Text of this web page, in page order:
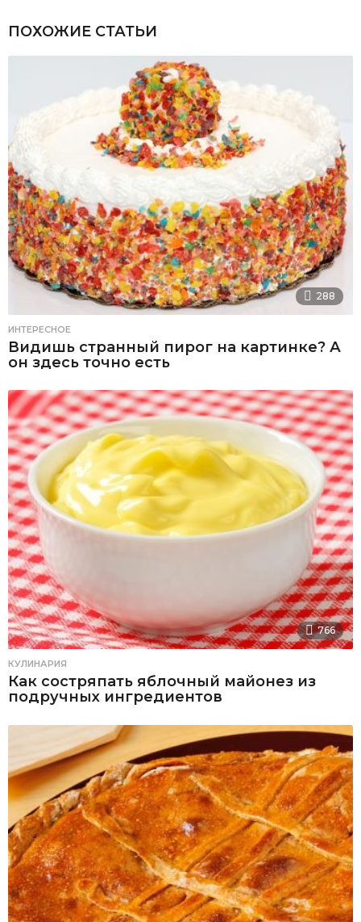
ПОХОЖИЕ СТАТЬИ
288
ИНТЕРЕСНОЕ
Видишь странный пирог на картинке? А
он здесь точно есть
766
КУЛИНАРИЯ
Как состряпать яблочный майонез из
подручных ингредиентов